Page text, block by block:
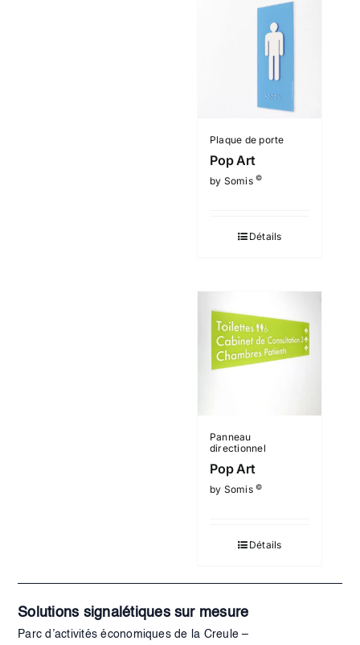
Plaque de porte
Pop Art
by Somis©
Détails
Panneau
directionnel
Pop Art
by Somis©
Détails
Solutions signalétiques sur mesure
Parc d’activités économiques de la Creule –